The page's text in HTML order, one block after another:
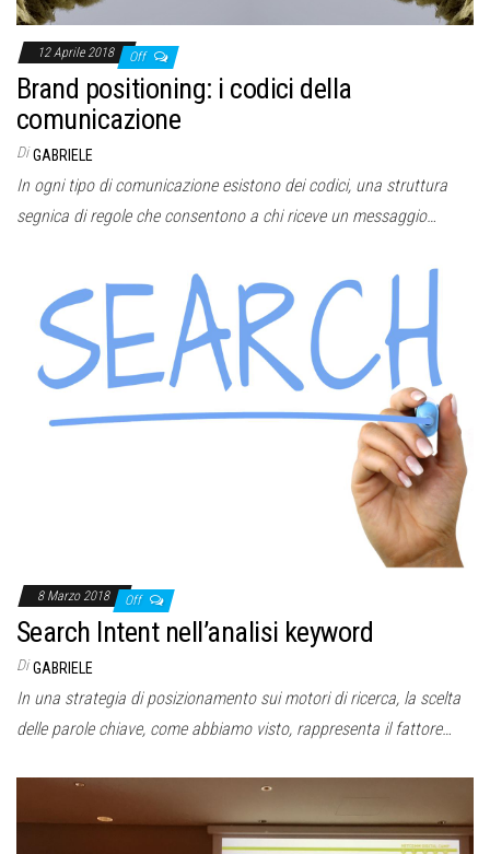
12 Aprile 2018 Off
Brand positioning: i codici della
comunicazione
Di GABRIELE
In ogni tipo di comunicazione esistono dei codici, una struttura
segnica di regole che consentono a chi riceve un messaggio…
8 Marzo 2018 Off
Search Intent nell’analisi keyword
Di GABRIELE
In una strategia di posizionamento sui motori di ricerca, la scelta
delle parole chiave, come abbiamo visto, rappresenta il fattore…